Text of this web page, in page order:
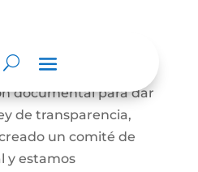
de información
implementando un
documental para dar
de transparencia,
un comité de
y estamos